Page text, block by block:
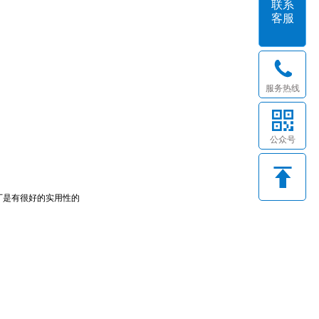
有很好的实用性的
联系
客服
服务热线
公众号